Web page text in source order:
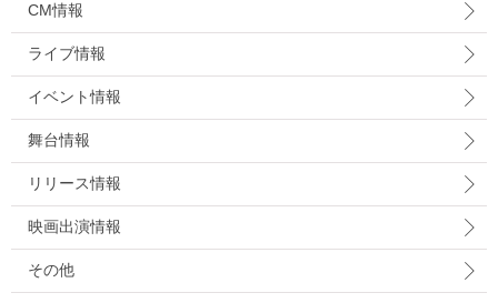
CM情報
ライブ情報
イベント情報
舞台情報
リリース情報
映画出演情報
その他